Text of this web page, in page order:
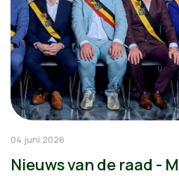
04 juni 2026
Nieuws van de raad -